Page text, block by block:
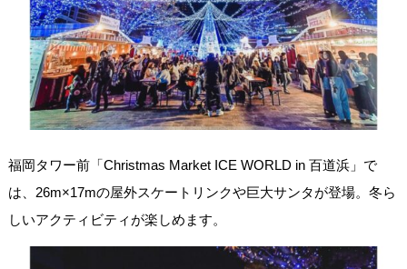
福岡タワー前「Christmas Market ICE WORLD in 百道浜」で
は、26m×17mの屋外スケートリンクや巨大サンタが登場。冬ら
しいアクティビティが楽しめます。